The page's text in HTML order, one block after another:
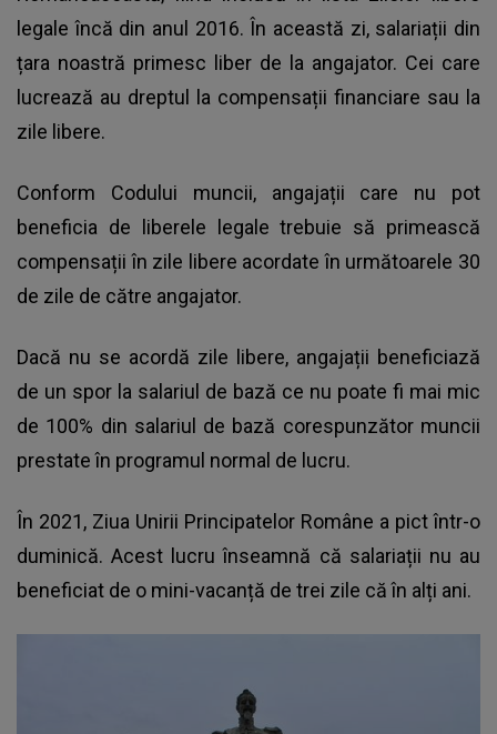
legale încă din anul 2016. În această zi, salariații din
țara noastră primesc liber de la angajator. Cei care
lucrează au dreptul la compensații financiare sau la
zile libere.
Conform Codului muncii, angajații care nu pot
beneficia de liberele legale trebuie să primească
compensații în zile libere acordate în următoarele 30
de zile de către angajator.
Dacă nu se acordă zile libere, angajații beneficiază
de un spor la salariul de bază ce nu poate fi mai mic
de 100% din salariul de bază corespunzător muncii
prestate în programul normal de lucru.
În 2021, Ziua Unirii Principatelor Române a pict într-o
duminică. Acest lucru înseamnă că salariații nu au
beneficiat de o mini-vacanță de trei zile că în alți ani.